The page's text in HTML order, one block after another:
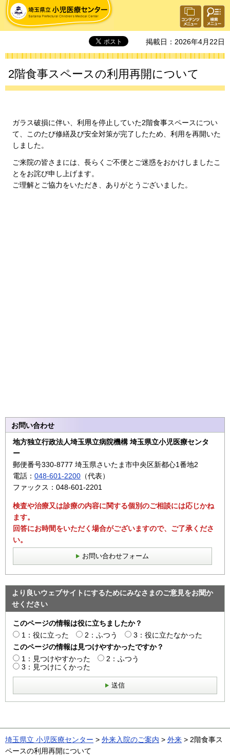
埼玉県立 小児医療センター
コンテ
ンツメ
ニュー
検索・
共通メ
ニュー
掲載日：2026年4月22日
2階食事スペースの利用再開について
ガラス破損に伴い、利用を停止していた2階食事スペースについ
て、このたび修繕及び安全対策が完了したため、利用を再開いた
しました。
ご来院の皆さまには、長らくご不便とご迷惑をおかけしましたこ
とをお詫び申し上げます。
ご理解とご協力をいただき、ありがとうございました。
お問い合わせ
地方独立行政法人埼玉県立病院機構 埼玉県立小児医療センタ
ー
郵便番号330-8777 埼玉県さいたま市中央区新都心1番地2
電話： 048-601-2200 （代表）
ファックス：048-601-2201
検査や治療又は診療の内容に関する個別のご相談には応じかね
ます。
回答にお時間をいただく場合がございますので、ご了承くださ
い。
お問い合わせフォーム
より良いウェブサイトにするためにみなさまのご意見をお聞か
せください
このページの情報は役に立ちましたか？
1：役に立った
2：ふつう
3：役に立たなかった
このページの情報は見つけやすかったですか？
1：見つけやすかった
2：ふつう
3：見つけにくかった
送信
埼玉県立 小児医療センター > 外来入院のご案内 > 外来 > 2階食事ス
ペースの利用再開について